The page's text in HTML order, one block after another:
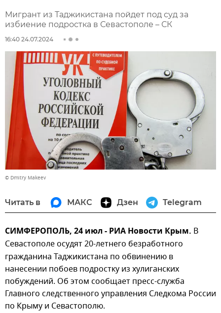
Мигрант из Таджикистана пойдет под суд за
избиение подростка в Севастополе – СК
16:40 24.07.2024
© Dmitry Makeev
Читать в МАКС Дзен Telegram
СИМФЕРОПОЛЬ, 24 июл - РИА Новости Крым. В
Севастополе осудят20-летнего безработного
гражданина Таджикистана по обвинению в
нанесении побоев подростку из хулиганских
побуждений. Об этом сообщает пресс-служба
Главного следственного управления Следкома России
по Крыму и Севастополю.